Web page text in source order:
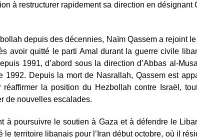
à restructurer rapidement sa direction en désignant
depuis des décennies, Naïm Qassem a rejoint
avoir quitté le parti Amal durant la guerre civile
1991, d’abord sous la direction d’Abbas al-
1992. Depuis la mort de Nasrallah, Qassem est
réaffirmer la position du Hezbollah contre Israël,
de nouvelles escalades.
à poursuivre le soutien à Gaza et à défendre le
le territoire libanais pour l’Iran début octobre, où il